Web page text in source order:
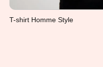
T-shirt Homme Style